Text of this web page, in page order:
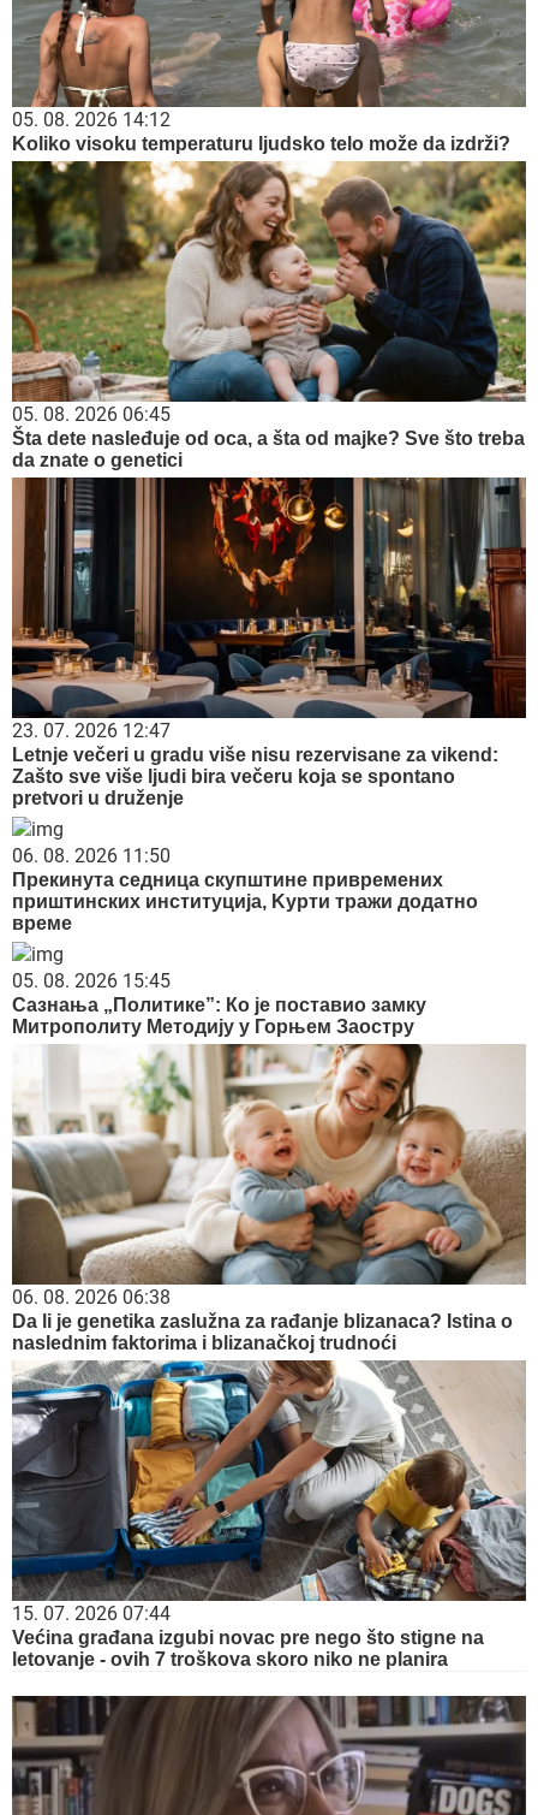
05. 08. 2026 14:12
Koliko visoku temperaturu ljudsko telo može da izdrži?
05. 08. 2026 06:45
Šta dete nasleđuje od oca, a šta od majke? Sve što treba
da znate o genetici
23. 07. 2026 12:47
Letnje večeri u gradu više nisu rezervisane za vikend:
Zašto sve više ljudi bira večeru koja se spontano
pretvori u druženje
06. 08. 2026 11:50
Прекинута седница скупштине привремених
приштинских институција, Kурти тражи додатно
време
05. 08. 2026 15:45
Сазнања „Политике”: Ко је поставио замку
Митрополиту Методију у Горњем Заостру
06. 08. 2026 06:38
Da li je genetika zaslužna za rađanje blizanaca? Istina o
naslednim faktorima i blizanačkoj trudnoći
15. 07. 2026 07:44
Većina građana izgubi novac pre nego što stigne na
letovanje - ovih 7 troškova skoro niko ne planira